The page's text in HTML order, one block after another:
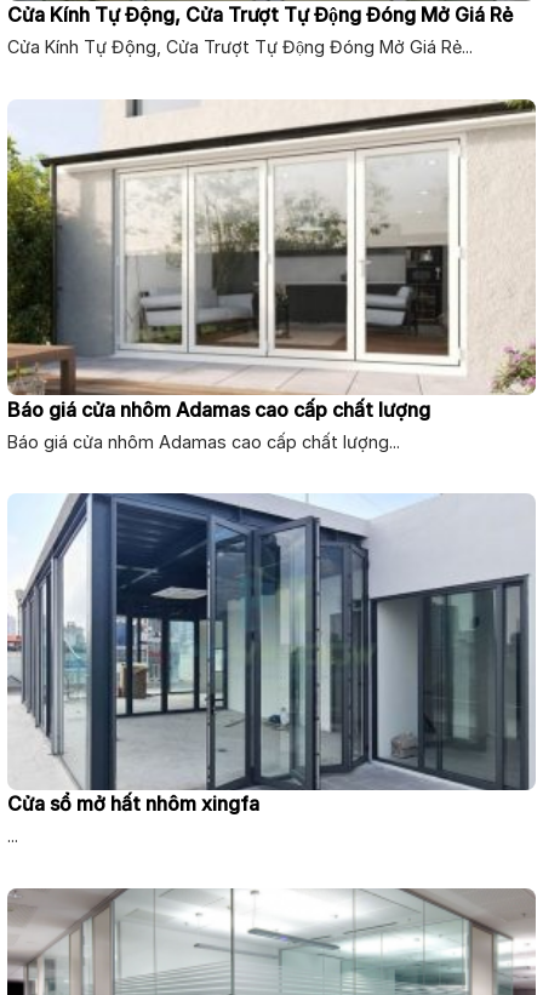
Cửa Kính Tự Động, Cửa Trượt Tự Động Đóng Mở Giá Rẻ
Cửa Kính Tự Động, Cửa Trượt Tự Động Đóng Mở Giá Rẻ...
Báo giá cửa nhôm Adamas cao cấp chất lượng
Báo giá cửa nhôm Adamas cao cấp chất lượng...
Cửa sổ mở hất nhôm xingfa
...